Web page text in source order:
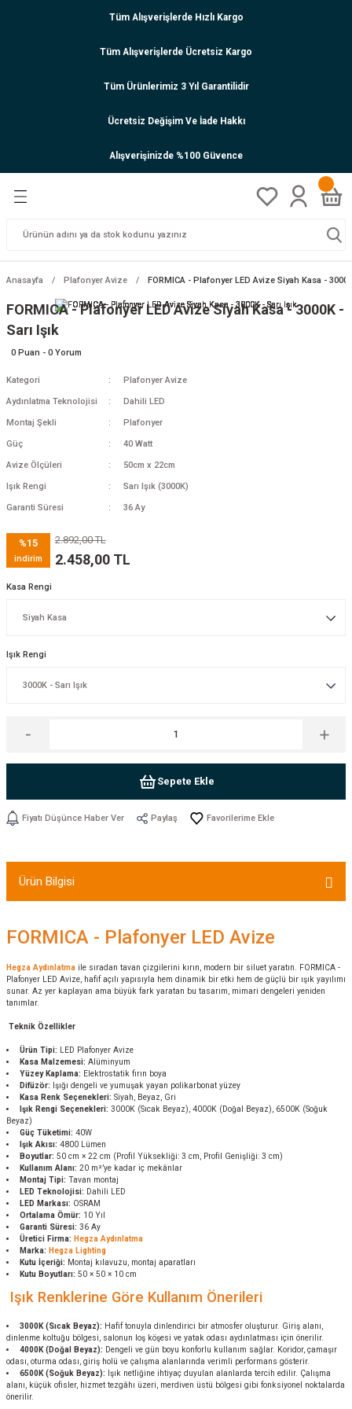
Tüm Alışverişlerde Hızlı Kargo
Tüm Alışverişlerde Ücretsiz Kargo
Tüm Ürünlerimiz 3 Yıl Garantilidir
Ücretsiz Değişim Ve İade Hakkı
Alışverişinizde %100 Güvence
Anasayfa Plafonyer Avize FORMICA - Plafonyer LED Avize Siyah Kasa -
FORMICA - Plafonyer LED Avize Siyah Kasa - 3000K -
Sarı Işık
0 Puan - 0 Yorum
Kategori Plafonyer Avize
Aydınlatma Teknolojisi Dahili LED
Montaj Şekli Plafonyer
Güç 40 Watt
Avize Ölçüleri 50cm x 22cm
Işık Rengi Sarı Işık (3000K)
Garanti Süresi 36 Ay
%15
indirim
2.892,00 TL
2.458,00 TL
Kasa Rengi
Işık Rengi
Sepete Ekle
Fiyatı Düşünce Haber Ver Paylaş
Ürün Bilgisi
FORMICA - Plafonyer LED Avize
Hegza Aydınlatma ile sıradan tavan çizgilerini kırın, modern bir siluet yaratın. FORMICA -
Plafonyer LED Avize, hafif açılı yapısıyla hem dinamik bir etki hem de güçlü bir ışık yayılımı
sunar. Az yer kaplayan ama büyük fark yaratan bu tasarım, mimari dengeleri yeniden
tanımlar.
Teknik Özellikler
Ürün Tipi:
LED Plafonyer Avize
Kasa Malzemesi: Alüminyum
Yüzey Kaplama: Elektrostatik fırın boya
Difüzör:
Işığı dengeli ve yumuşak yayan polikarbonat yüzey
Kasa Renk Seçenekleri: Siyah, Beyaz, Gri
Işık Rengi Seçenekleri: 3000K (Sıcak Beyaz), 4000K (Doğal Beyaz), 6500K (Soğuk
Beyaz)
Güç Tüketimi: 40W
Işık Akısı: 4800 Lümen
Boyutlar: 50 cm × 22 cm (Profil Yüksekliği: 3 cm, Profil Genişliği: 3 cm)
Kullanım Alanı: 20 m²’ye kadar iç mekânlar
Montaj Tipi: Tavan montaj
LED Teknolojisi: Dahili LED
LED Markası: OSRAM
Ortalama Ömür: 10 Yıl
Garanti Süresi: 36 Ay
Üretici Firma: Hegza Aydınlatma
Marka: Hegza Lighting
Kutu İçeriği: Montaj kılavuzu, montaj aparatları
Kutu Boyutları: 50 × 50 × 10 cm
Işık Renklerine Göre Kullanım Önerileri
3000K (Sıcak Beyaz): Hafif tonuyla dinlendirici bir atmosfer oluşturur. Giriş alanı,
dinlenme koltuğu bölgesi, salonun loş köşesi ve yatak odası aydınlatması için önerilir.
4000K (Doğal Beyaz): Dengeli ve gün boyu konforlu kullanım sağlar. Koridor, çamaşır
odası, oturma odası, giriş holü ve çalışma alanlarında verimli performans gösterir.
6500K (Soğuk Beyaz):
Işık netliğine ihtiyaç duyulan alanlarda tercih edilir. Çalışma
alanı, küçük ofisler, hizmet tezgâhı üzeri, merdiven üstü bölgesi gibi fonksiyonel noktalarda
önerilir.